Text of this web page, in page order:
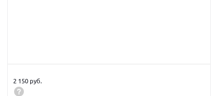
2 150 руб.